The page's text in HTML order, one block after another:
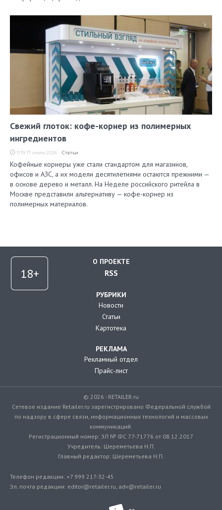
Свежий глоток: кофе-корнер из полимерных
ингредиентов
11:19, 17 июля 2026 Статьи
Кофейные корнеры уже стали стандартом для магазинов,
офисов и АЗС, а их модели десятилетиями остаются прежними —
в основе дерево и металл. На Неделе российского ритейла в
Москве представили альтернативу — кофе-корнер из
полимерных материалов.
О ПРОЕКТЕ
RSS
РУБРИКИ
Новости
Статьи
Картотека
РЕКЛАМА
Рекламный отдел
Прайс-лист
© 2026 - RETAILER.ru
Сетевое издание Retailer.ru зарегистрировано Федеральной службой
по надзору в сфере связи, информационных технологий и массовых
коммуникаций.
Регистрационный номер: ЭЛ № ФС 77-71776 от 08.12.2017
Учредитель: Шереметьева Н.П.
Главный редактор: Шереметьева Н.П.
Телефон редакции: +7 999 217-32-45
Эл. почта редакции: editor@retailer.ru, adv@retailer.ru